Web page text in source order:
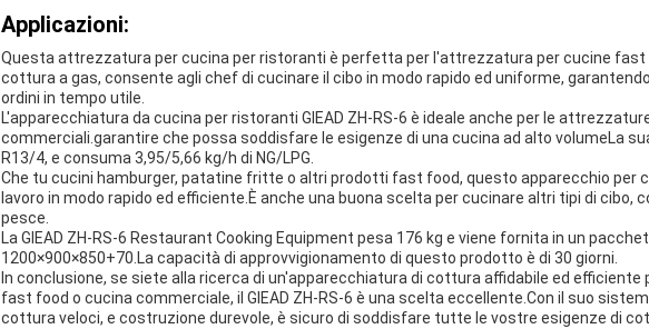
Applicazioni:
Questa attrezzatura per cucina per ristoranti è perfetta per l'attrezzatura per cucine fast
cottura a gas, consente agli chef di cucinare il cibo in modo rapido ed uniforme,
ordini in tempo utile.
L'apparecchiatura da cucina per ristoranti GlEAD ZH-RS-6 è ideale anche per le
commerciali.garantire che possa soddisfare le esigenze di una cucina ad alto volumeLa
R13/4, e consuma 3,95/5,66 kg/h di NG/LPG.
Che tu cucini hamburger, patatine fritte o altri prodotti fast food, questo apparecchio per
lavoro in modo rapido ed efficiente.È anche una buona scelta per cucinare altri tipi di cibo,
pesce.
La GlEAD ZH-RS-6 Restaurant Cooking Equipment pesa 176 kg e viene fornita in un
1200×900×850+70.La capacità di approvvigionamento di questo prodotto è di 30 giorni.
In conclusione, se siete alla ricerca di un'apparecchiatura di cottura affidabile ed efficiente
fast food o cucina commerciale, il GlEAD ZH-RS-6 è una scelta eccellente.Con il suo
cottura veloci, e costruzione durevole, è sicuro di soddisfare tutte le vostre esigenze di